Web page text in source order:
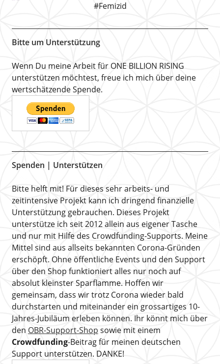
#Femizid
Bitte um Unterstützung
Wenn Du meine Arbeit für ONE BILLION RISING
unterstützen möchtest, freue ich mich über deine
wertschätzende Spende.
Spenden | Unterstützen
Bitte helft mit! Für dieses sehr arbeits- und
zeitintensive Projekt kann ich dringend finanzielle
Unterstützung gebrauchen. Dieses Projekt
unterstütze ich seit 2012 allein aus eigener Tasche
und nur mit Hilfe des Crowdfunding-Supports. Meine
Mittel sind aus allseits bekannten Corona-Gründen
erschöpft. Ohne öffentliche Events und den Support
über den Shop funktioniert alles nur noch auf
absolut kleinster Sparflamme. Hoffen wir
gemeinsam, dass wir trotz Corona wieder bald
durchstarten und miteinander ein grossartiges 10-
Jahres-Jubiläum erleben können. Ihr könnt mich über
den OBR-Support-Shop sowie mit einem
Crowdfunding-Beitrag für meinen deutschen
Support unterstützen. DANKE!